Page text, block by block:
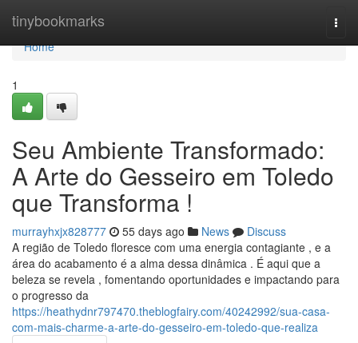
tinybookmarks
Home
Home
1
Seu Ambiente Transformado:
A Arte do Gesseiro em Toledo
que Transforma !
murrayhxjx828777 55 days ago News
Discuss
A região de Toledo floresce com uma energia contagiante , e a
área do acabamento é a alma dessa dinâmica . É aqui que a
beleza se revela , fomentando oportunidades e impactando para
o progresso da
https://heathydnr797470.theblogfairy.com/40242992/sua-casa-
com-mais-charme-a-arte-do-gesseiro-em-toledo-que-realiza